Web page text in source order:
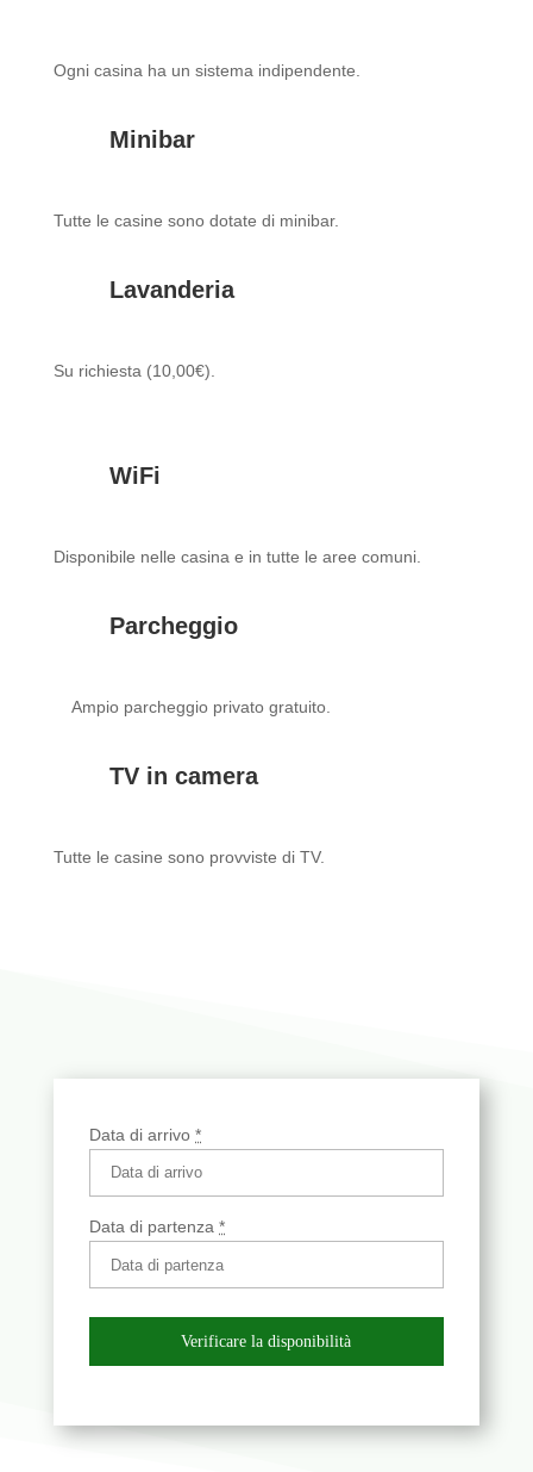
Ogni casina ha un sistema indipendente.
Minibar
Tutte le casine sono dotate di minibar.
Lavanderia
Su richiesta (10,00€).
WiFi
Disponibile nelle casina e in tutte le aree comuni.
Parcheggio
Ampio parcheggio privato gratuito.
TV in camera
Tutte le casine sono provviste di TV.
Data di arrivo*
Data di partenza*